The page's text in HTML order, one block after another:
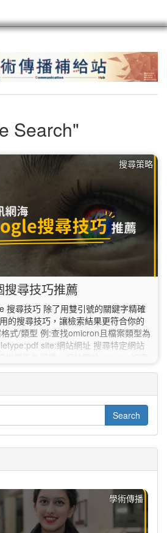
聯繫
Search"
搜尋策略
尋技巧推薦
搜尋技巧 除了用雙引號的關鍵字精確
的搜尋技巧，讓檢索結果更符合你的
式/類型 例:查找omicron且檔案類型為
site:網站網址 搜尋特定網站
學術傳播